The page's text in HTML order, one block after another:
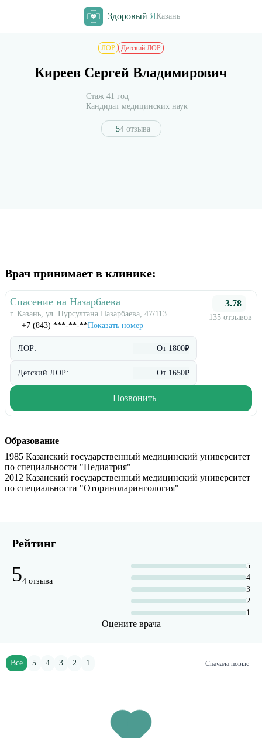
Здоровый ЯКазань
ЛОР Детский ЛОР
Киреев Сергей Владимирович
Стаж 41 год
Кандидат медицинских наук
54 отзыва
Врач принимает в клинике:
Спасение на Назарбаева
г. Казань, ул. Нурсултана Назарбаева, 47/113
+7 (843) ***-**-**Показать номер
3.78
135 отзывов
ЛОР: От 1800₽
Детский ЛОР: От 1650₽
Позвонить
Образование
1985 Казанский государственный медицинский университет
по специальности "Педиатрия"
2012 Казанский государственный медицинский университет
по специальности "Оториноларингология"
Рейтинг
54 отзыва
5
4
3
2
1
Оцените врача
Все 5 4 3 2 1 Сначала новые